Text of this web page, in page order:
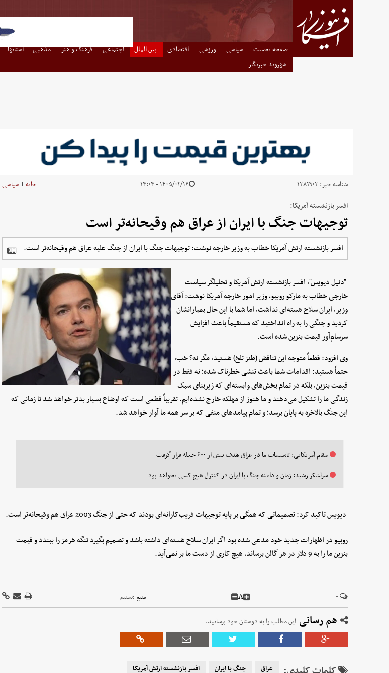
صفحه نخست سیاسی ورزشی اقتصادی بین الملل اجتماعی فرهنگ و هنر مذهبی استانها
شهروند خبرنگار
شناسه خبر:۱۳۸۲۹۰۳ ۱۴۰۵/۰۲/۱۶ - ۱۴:۰۴ خانه | سیاسی
افسر بازنشسته آمریکا:
توجیهات جنگ با ایران از عراق هم وقیحانه‌تر است
افسر بازنشسته ارتش آمریکا خطاب به وزیر خارجه نوشت: توجیهات جنگ با ایران از جنگ علیه عراق هم وقیحانه‌تر است.
"دنیل دیویس"، افسر بازنشسته ارتش آمریکا و تحلیلگر سیاست
خارجی خطاب به مارکو روبیو، وزیر امور خارجه آمریکا نوشت: آقای
وزیر، ایران سلاح هسته‌ای نداشت، اما شما با این حال بمبارانشان
کردید و جنگی را به راه انداختید که مستقیماً باعث افزایش
سرسام‌آور قیمت بنزین شده است.
وی افزود: قطعاً متوجه این تناقض (طنز تلخ) هستید، مگر نه؟ خب،
حتماً هستید: اقدامات شما باعث تنشی خطرناک شده؛ نه فقط در
قیمت بنزین، بلکه در تمام بخش‌های وابسته‌ای که زیربنای سبک
زندگی ما را تشکیل می‌دهند و ما هنوز از مهلکه خارج نشده‌ایم. تقریباً قطعی است که اوضاع بسیار بدتر خواهد شد تا زمانی که
این جنگ بالاخره به پایان برسد؛ و تمام پیامدهای منفی که بر سر همه ما آوار خواهد شد.
مقام آمریکایی: تاسیسات ما در عراق هدف بیش از ۶۰۰ حمله قرار گرفت
سرلشکر رشید: زمان و دامنه جنگ با ایران در کنترل هیچ کسی نخواهد بود
دیویس تاکید کرد: تصمیماتی که همگی بر پایه توجیهات فریب‌کارانه‌ای بودند که حتی از جنگ 2003 عراق هم وقیحانه‌تر است.
روبیو در اظهارات جدید خود مدعی شده بود اگر ایران سلاح هسته‌ای داشته باشد و تصمیم بگیرد تنگه هرمز را ببندد و قیمت
بنزین ما را به 9 دلار در هر گالن برساند، هیچ کاری از دست ما بر نمی‌آید.
۰ A منبع :تسنیم
هم رسانی این مطلب را به دوستان خود برسانید.
عراق جنگ با ایران افسر بازنشسته ارتش آمریکا